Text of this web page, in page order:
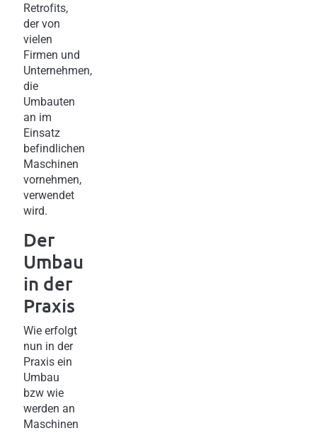
Retrofits,
der von
vielen
Firmen und
Unternehmen,
die
Umbauten
an im
Einsatz
befindlichen
Maschinen
vornehmen,
verwendet
wird.
Der
Umbau
in der
Praxis
Wie erfolgt
nun in der
Praxis ein
Umbau
bzw wie
werden an
Maschinen